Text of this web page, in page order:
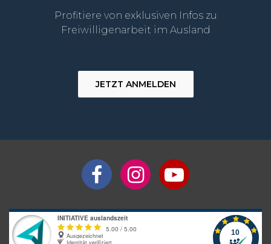
Profitiere von exklusiven Infos zu
Freiwilligenarbeit im Ausland
JETZT ANMELDEN